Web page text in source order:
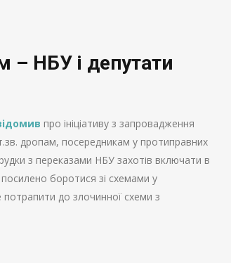
– НБУ і депутати
про ініціативу з запровадження
т.зв. дропам, посередникам у протиправних
з переказами НБУ захотів включати в
боротися зі схемами у
до злочинної схеми з